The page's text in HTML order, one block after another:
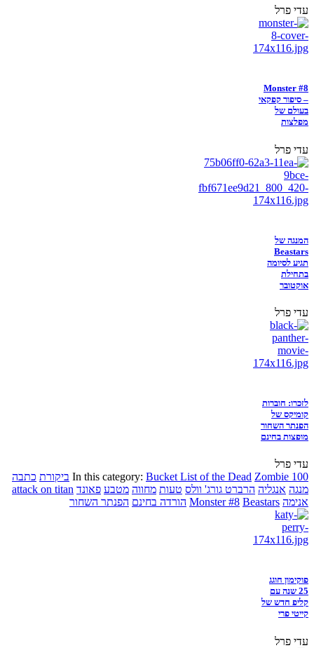
עדי פרל
Monster #8
– סיפור קפקאי
בעולם של
מפלצות
עדי פרל
המנגה של
Beastars
תגיע לסיומה
בתחילת
אוקטובר
עדי פרל
לזכרו: חוברות
קומיקס של
הפנתר השחור
מופצות בחינם
עדי פרל
In this category: Bucket List of the Dead Zombie 100 ביקורת כתבה
מנגה אנגליה הרברט גורג' וולס טעות מחווה מטבע פאונד attack on titan
אנימה
Monster #8 Beastars הורדה בחינם הפנתר השחור
פוקימון חוגג
25 שנה עם
קליפ חדש של
קייטי פרי
עדי פרל